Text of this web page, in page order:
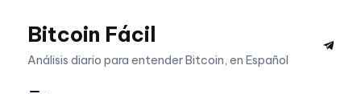
SaltarBitcoin Fácil
Análisis diario para entender Bitcoin, en Español